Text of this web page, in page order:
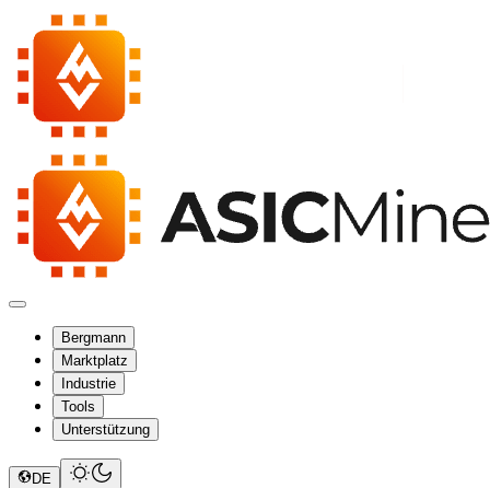
Bergmann
Marktplatz
Industrie
Tools
Unterstützung
DE